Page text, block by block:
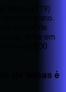
Minas é (19)
novo plano.
a central de
entre em
0800
de Minas é